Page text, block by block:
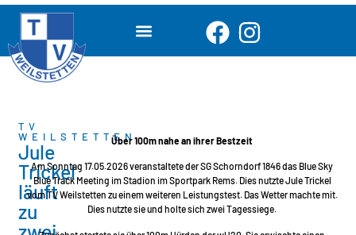
TV
WEILSTETTEN
Jule
Trickel
läuft
zu
Über 100m nahe an ihrer Bestzeit
Am Sonntag 17.05.2026 veranstaltete der SG Schorndorf 1846 das Blue Sky
Blue Track Meeting im Stadion im Sportpark Rems. Dies nutzte Jule Trickel
vom TV Weilstetten zu einem weiteren Leistungstest. Das Wetter machte mit.
Dies nutzte sie und holte sich zwei Tagessiege.